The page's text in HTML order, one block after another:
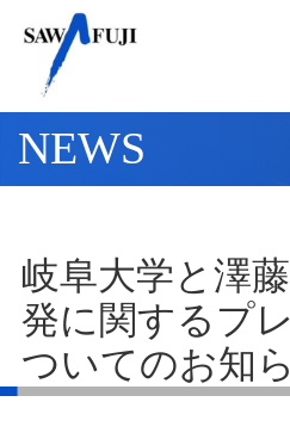
NEWS
岐阜大学と澤
発に関するプ
ついてのお知